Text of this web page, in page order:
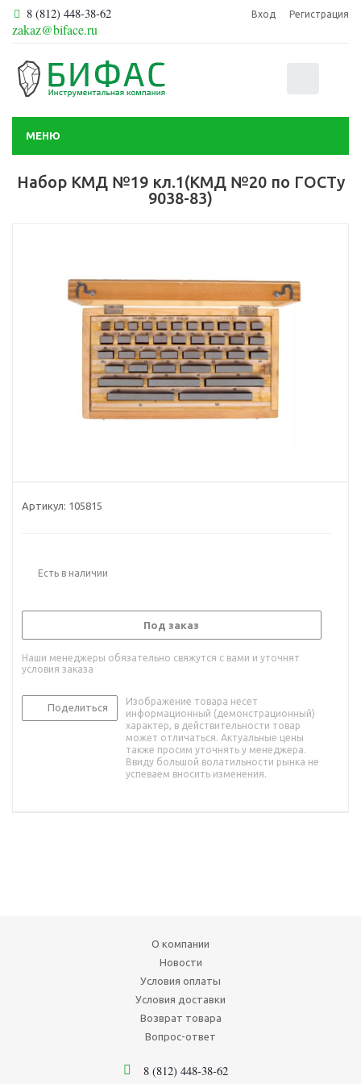
8 (812) 448-38-62
zakaz@biface.ru
Вход Регистрация
МЕНЮ
Набор КМД №19 кл.1(КМД №20 по ГОСТу
9038-83)
Артикул: 105815
Есть в наличии
Под заказ
Наши менеджеры обязательно свяжутся с вами и уточнят
условия заказа
Поделиться
Изображение товара несет
информационный (демонстрационный)
характер, в действительности товар
может отличаться. Актуальные цены
также просим уточнять у менеджера.
Ввиду большой волатильности рынка не
успеваем вносить изменения.
О компании
Новости
Условия оплаты
Условия доставки
Возврат товара
Вопрос-ответ
8 (812) 448-38-62